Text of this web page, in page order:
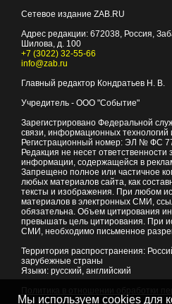
Сетевое издание ZAB.RU
Адрес редакции: 672038, Россия,
Шилова, д. 100
+7 (3022) 32-55-66
info@zab.ru
Главный редактор Кондратьев Н. В.
Учредитель - ООО "Событие"
Зарегистрировано Федеральной
связи, информационных технологий
Регистрационный номер: ЭЛ № ФС
Редакция не несет ответственности
информации, содержащейся в
Запрещено полное или частичное
любых материалов сайта, как
тексты и изображения. При любом
материалов в электронных СМИ,
обязательна. Объем цитирования
превышать цель цитирования. При
СМИ, необходимо письменное
Территория распространения:
зарубежные страны
Языки: русский, английский
Мы используем cookies для